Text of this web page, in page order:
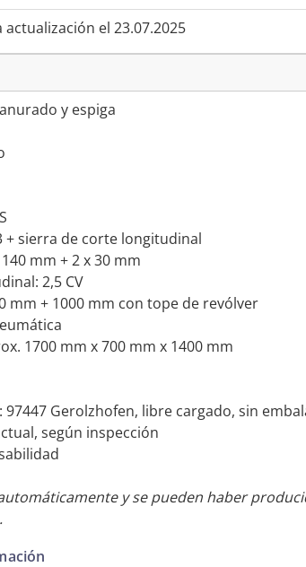
actualización el 23.07.2025
y espiga
+ sierra de corte longitudinal
mm + 2 x 30 mm
2,5 CV
mm + 1000 mm con tope de revólver
1700 mm x 700 mm x 1400 mm
97447 Gerolzhofen, libre cargado, sin
según inspección
y se pueden haber